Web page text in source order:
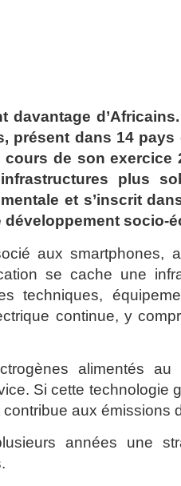
d’Africains.
présent dans 14
de son exercice
plus
et s’inscrit
socio-
aux smartphones,
se cache une
techniques,
continue, y
alimentés
Si cette technologie
aux émissions
années une